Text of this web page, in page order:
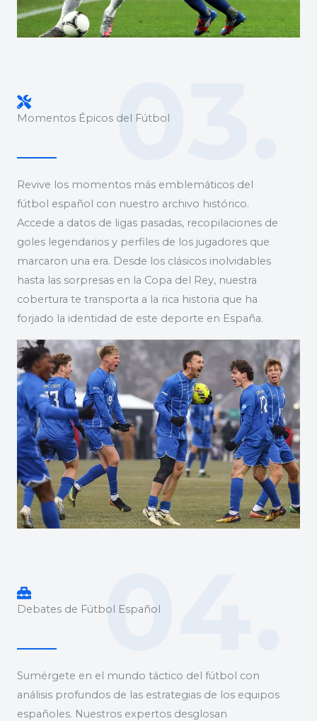
Momentos Épicos del Fútbol
03.
Revive los momentos más emblemáticos del
fútbol español con nuestro archivo histórico.
Accede a datos de ligas pasadas, recopilaciones de
goles legendarios y perfiles de los jugadores que
marcaron una era. Desde los clásicos inolvidables
hasta las sorpresas en la Copa del Rey, nuestra
cobertura te transporta a la rica historia que ha
forjado la identidad de este deporte en España.
Debates de Fútbol Español04.
Sumérgete en el mundo táctico del fútbol con
análisis profundos de las estrategias de los equipos
españoles. Nuestros expertos desglosan